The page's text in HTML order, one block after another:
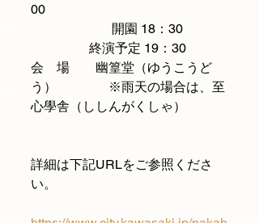
00
                         開園 18：30
                  終演予定 19：30
会　場　　幽篁堂（ゆうこうど
う）　　　　※雨天の場合は、至
心學舎（ししんがくしゃ）
詳細は下記URLをご参照くださ
い。